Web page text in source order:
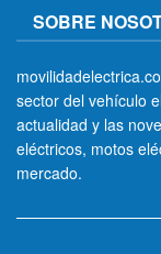
SOBRE
sector del vehículo
actualidad y las
eléctricos, motos
mercado.